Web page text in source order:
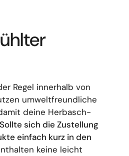
Regel innerhalb von
umweltfreundliche
deine Herbasch-
Sollte sich die Zustellung
einfach kurz in den
keine leicht